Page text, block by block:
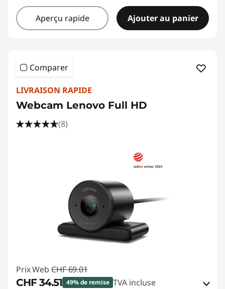
Aperçu rapide Ajouter au panier
Comparer
LIVRAISON RAPIDE
Webcam Lenovo Full HD
(8)
Prix Web CHF 69.01
CHF 34.51 49% de remise TVA incluse